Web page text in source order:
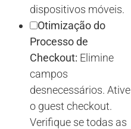
dispositivos móveis.
Otimização do
Processo de
Checkout: Elimine
campos
desnecessários. Ative
o guest checkout.
Verifique se todas as